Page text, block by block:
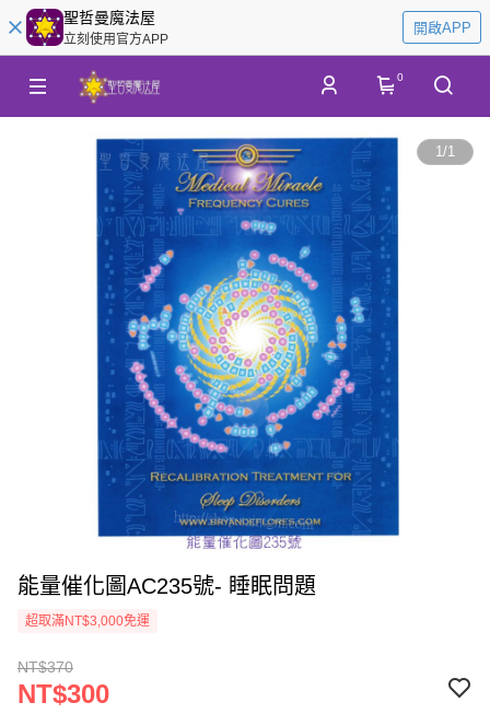
聖哲曼魔法屋
立刻使用官方APP
開啟APP
0
1/1
能量催化圖AC235號- 睡眠問題
超取滿NT$3,000免運
NT$370
NT$300